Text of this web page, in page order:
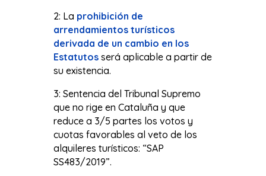
2: La prohibición de
arrendamientos turísticos
derivada de un cambio en los
Estatutosserá aplicable a partir de
su existencia.
3: Sentencia del Tribunal Supremo
que no rige en Cataluña y que
reduce a 3/5 partes los votos y
cuotas favorables al veto de los
alquileres turísticos: “SAP
SS483/2019”.